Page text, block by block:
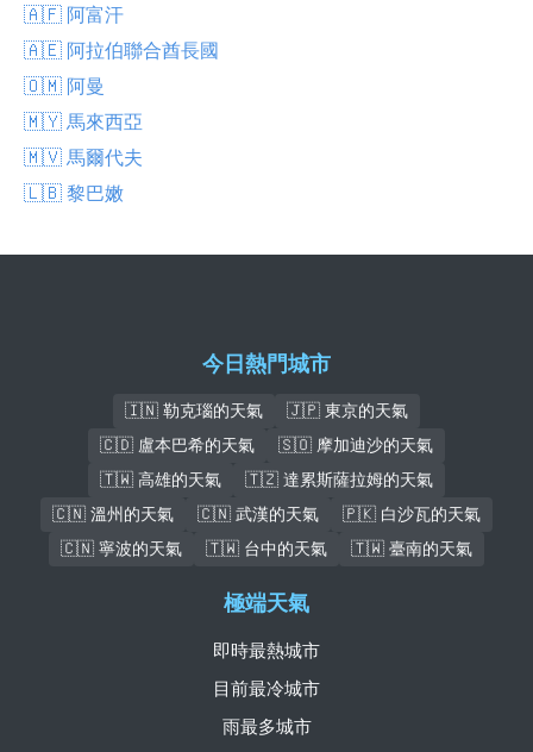
🇦🇫 阿富汗
🇦🇪 阿拉伯聯合酋長國
🇴🇲 阿曼
🇲🇾 馬來西亞
🇲🇻 馬爾代夫
🇱🇧 黎巴嫩
今日熱門城市
🇮🇳 勒克瑙的天氣
🇯🇵 東京的天氣
🇨🇩 盧本巴希的天氣
🇸🇴 摩加迪沙的天氣
🇹🇼 高雄的天氣
🇹🇿 達累斯薩拉姆的天氣
🇨🇳 溫州的天氣
🇨🇳 武漢的天氣
🇵🇰 白沙瓦的天氣
🇨🇳 寧波的天氣
🇹🇼 台中的天氣 🇹🇼 臺南的天氣
極端天氣
即時最熱城市
目前最冷城市
雨最多城市